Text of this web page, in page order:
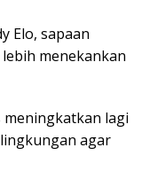
Elo, sapaan
menekankan
lagi
agar